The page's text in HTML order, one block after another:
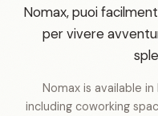
Nomax, puoi
per vivere
Nomax is available
including coworking